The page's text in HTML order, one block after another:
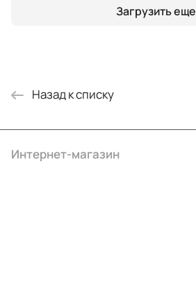
Загрузить еще
Назад к списку
Интернет-магазин